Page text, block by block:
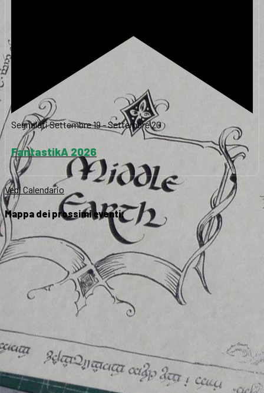
SegnalatiSettembre 19-Settembre 20
FantastikA 2026
Vedi Calendario
Mappa dei prossimi eventi: